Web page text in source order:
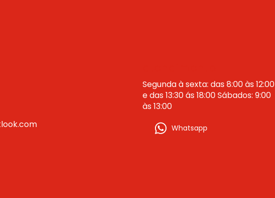
Segunda à sexta: das 8:00 às 12:00
e das 13:30 ás 18:00 Sábados: 9:00
às 13:00
Whatsapp